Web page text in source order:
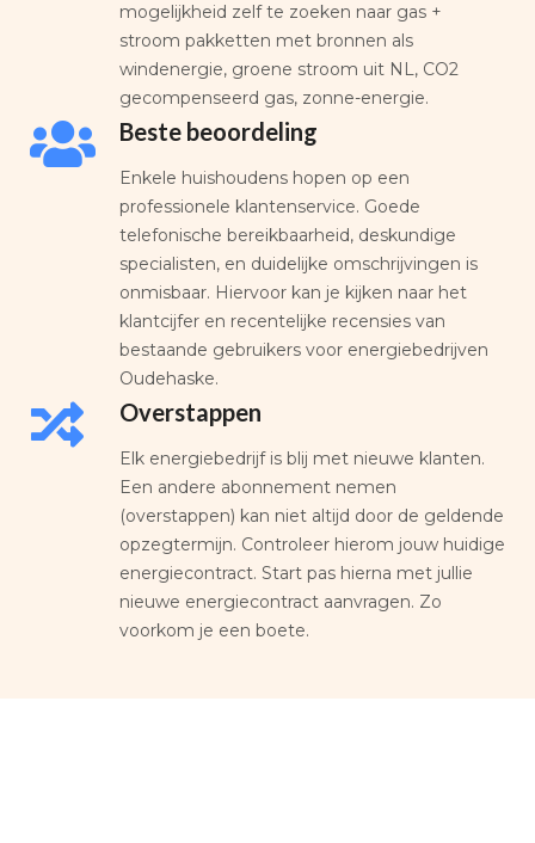
mogelijkheid zelf te zoeken naar gas +
stroom pakketten met bronnen als
windenergie, groene stroom uit NL, CO2
gecompenseerd gas, zonne-energie.
Beste beoordeling
Enkele huishoudens hopen op een
professionele klantenservice. Goede
telefonische bereikbaarheid, deskundige
specialisten, en duidelijke omschrijvingen is
onmisbaar. Hiervoor kan je kijken naar het
klantcijfer en recentelijke recensies van
bestaande gebruikers voor energiebedrijven
Oudehaske.
Overstappen
Elk energiebedrijf is blij met nieuwe klanten.
Een andere abonnement nemen
(overstappen) kan niet altijd door de geldende
opzegtermijn. Controleer hierom jouw huidige
energiecontract. Start pas hierna met jullie
nieuwe energiecontract aanvragen. Zo
voorkom je een boete.